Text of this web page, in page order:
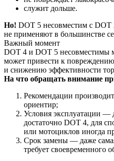
служит дольше.
Но! DOT 5 несовместим с DOT
не применяют в большинстве
Важный момент
DOT 4 и DOT 5 несовместимы
может привести к
и снижению эффективности
На что обращать внимание
Рекомендации
ориентир;
Условия эксплуатации —
достаточно DOT 4, для
или мотоциклов иногда
Срок замены — даже
требует своевременного